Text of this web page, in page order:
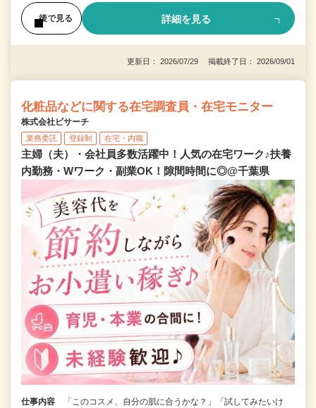
後で見る 詳細を見る
更新日： 2026/07/29 掲載終了日： 2026/09/01
化粧品などに関する在宅調査員・在宅モニター
株式会社ビサーチ
業務委託 登録制 在宅・内職
主婦（夫）・会社員多数活躍中！人気の在宅ワーク♪扶養
内勤務・Wワーク・副業OK！隙間時間に◎@千葉県
仕事内容
「このコスメ、自分の肌に合うかな？」「試してみたいけ